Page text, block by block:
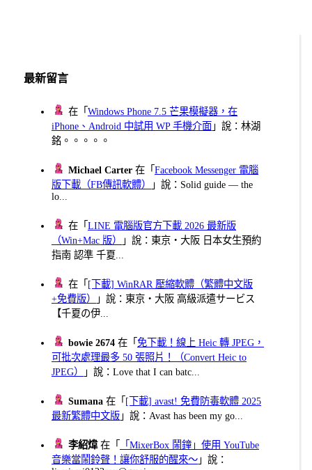
最新留言
在「Windows Phone 7.5 芒果模擬器，在
iPhone、Android 中試用 WP 手機介面 」說：林湖
銘。。。。。
Michael Carter 在「Facebook Messenger 電腦
版下載（FB傳訊軟體）
」說：Solid guide — the
lo...
在「LINE 電腦版官方下載 2026 最新版
（Win+Mac 版）
」說：東京・大阪 日本女生預約
指南 認準 千夏...
在「 [下載] WinRAR 壓縮軟體（繁體中文版
+免費版）
」說：東京・大阪 高級派遣サービス
【千夏の伊...
bowie 2674 在「免下載！線上 Heic 轉 JPEG，
可批次處理最多 50 張照片！（Convert Heic to
JPEG）
」說：Love that I can batc...
Sumana 在「 [下載] avast! 免費防毒軟體 2025
最新繁體中文版 」說：Avast has been my go...
李紹煒在「
「MixerBox 鬧鐘」使用 YouTube
音樂當鬧鈴聲！讓你舒服的醒來～ 」說：